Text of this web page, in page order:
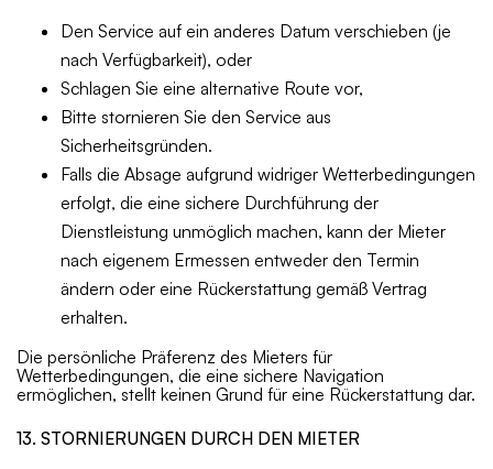
Den Service auf ein anderes Datum verschieben (je
nach Verfügbarkeit), oder
Schlagen Sie eine alternative Route vor,
Bitte stornieren Sie den Service aus
Sicherheitsgründen.
Falls die Absage aufgrund widriger Wetterbedingungen
erfolgt, die eine sichere Durchführung der
Dienstleistung unmöglich machen, kann der Mieter
nach eigenem Ermessen entweder den Termin
ändern oder eine Rückerstattung gemäß Vertrag
erhalten.
Die persönliche Präferenz des Mieters für
Wetterbedingungen, die eine sichere Navigation
ermöglichen, stellt keinen Grund für eine Rückerstattung dar.
13. STORNIERUNGEN DURCH DEN MIETER